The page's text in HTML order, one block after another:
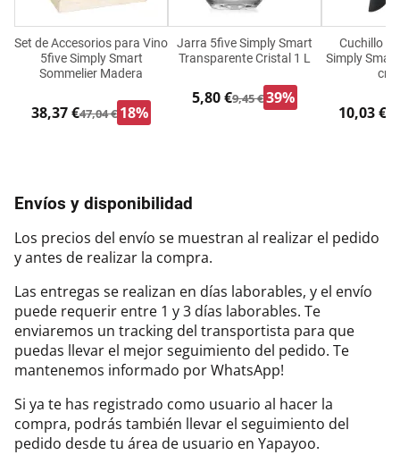
Set de Accesorios para Vino
5five Simply Smart
Sommelier Madera
38,37 €47,04 € 18%
Jarra 5five Simply Smart
Transparente Cristal 1 L
5,80 €9,45 €39%
Cuchillo
Simply
cm
10,03 €
Envíos y disponibilidad
Los precios del envío se muestran al realizar el pedido
y antes de realizar la compra.
Las entregas se realizan en días laborables, y el envío
puede requerir entre 1 y 3 días laborables. Te
enviaremos un tracking del transportista para que
puedas llevar el mejor seguimiento del pedido. Te
mantenemos informado por WhatsApp!
Si ya te has registrado como usuario al hacer la
compra, podrás también llevar el seguimiento del
pedido desde tu área de usuario en Yapayoo.